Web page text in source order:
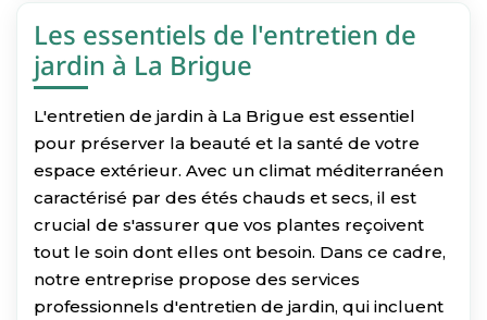
Les essentiels de l'entretien de
jardin à La Brigue
L'entretien de jardin à La Brigue est essentiel
pour préserver la beauté et la santé de votre
espace extérieur. Avec un climat méditerranéen
caractérisé par des étés chauds et secs, il est
crucial de s'assurer que vos plantes reçoivent
tout le soin dont elles ont besoin. Dans ce cadre,
notre entreprise propose des services
professionnels d'entretien de jardin, qui incluent